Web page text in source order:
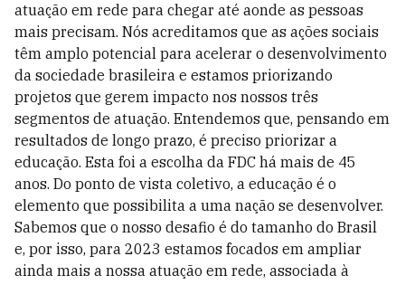
atuação em rede para chegar até aonde as pessoas
mais precisam. Nós acreditamos que as ações sociais
têm amplo potencial para acelerar o desenvolvimento
da sociedade brasileira e estamos priorizando
projetos que gerem impacto nos nossos três
segmentos de atuação. Entendemos que, pensando em
resultados de longo prazo, é preciso priorizar a
educação. Esta foi a escolha da FDC há mais de 45
anos. Do ponto de vista coletivo, a educação é o
elemento que possibilita a uma nação se desenvolver.
Sabemos que o nosso desafio é do tamanho do Brasil
e, por isso, para 2023 estamos focados em ampliar
ainda mais a nossa atuação em rede, associada à